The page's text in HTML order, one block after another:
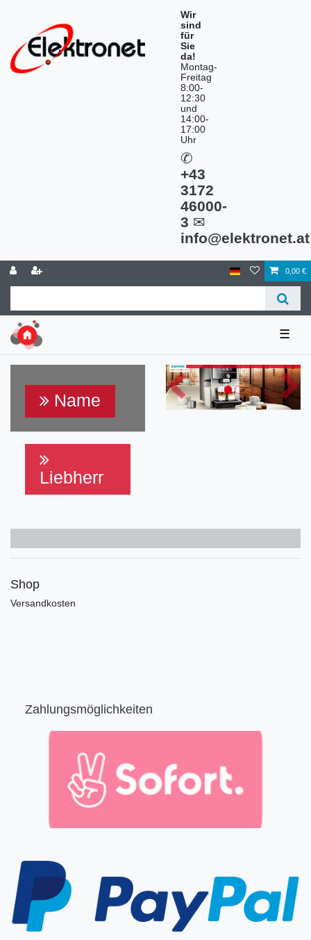
Wir
sind
für
Sie
da!
Montag-
Freitag
8:00-
12:30
und
14:00-
17:00
Uhr
✆
+43
3172
46000-
3 ✉
info@elektronet.at
0,00 €
☰
Name
Liebherr
Zurück
Shop
Versandkosten
Zahlungsmöglichkeiten